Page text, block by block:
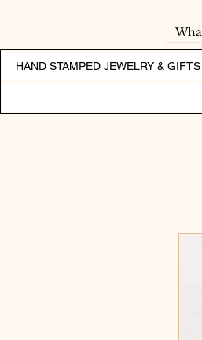
HAND STAMPED JEWELRY & GIFTS